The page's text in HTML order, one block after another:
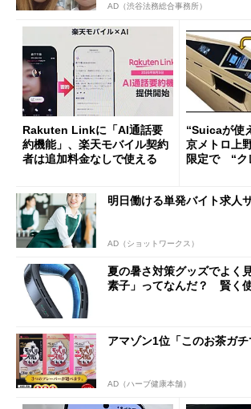
AD（渋谷法務総合事務所）
Rakuten Linkに「AI通話要
約機能」、楽天モバイル契約
者は追加料金なしで使える
“Suicaが使
京メトロ上
限定で “ク
明日働ける単発バイト求人
AD（ショットワークス）
夏の暑さ対策グッズでよく
素子」ってなんだ？ 賢く
アマゾン1位「このお茶ガ
AD（ハーブ健康本舗）